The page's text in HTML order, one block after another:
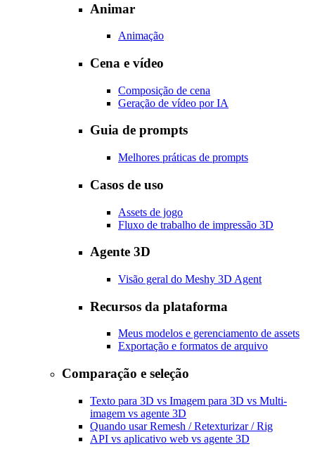
Animar
Animação
Cena e vídeo
Composição de cena
Geração de vídeo por IA
Guia de prompts
Melhores práticas de prompts
Casos de uso
Assets de jogo
Fluxo de trabalho de impressão 3D
Agente 3D
Visão geral do Meshy 3D Agent
Recursos da plataforma
Meus modelos e gerenciamento de assets
Exportação e formatos de arquivo
Comparação e seleção
Texto para 3D vs Imagem para 3D vs Multi-
imagem vs agente 3D
Quando usar Remesh / Retexturizar / Rig
API vs aplicativo web vs agente 3D